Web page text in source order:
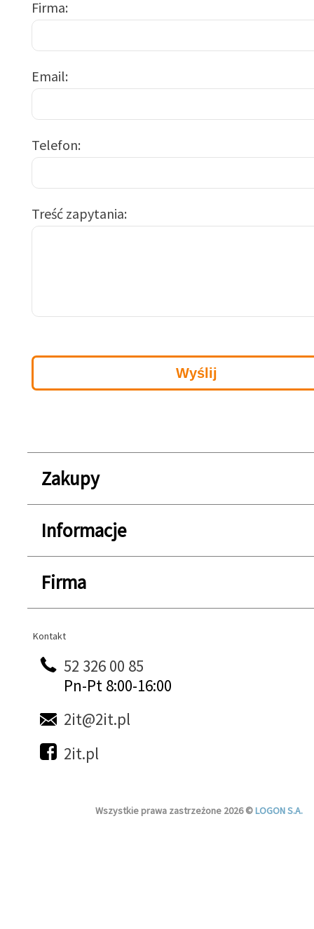
Firma
Email
Telefon
Treść zapytania
Zakupy
Informacje
Firma
Kontakt
Kontakt
52 326 00 85
Pn-Pt 8:00-16:00
2it@2it.pl
2it.pl
Wszystkie prawa zastrzeżone 2026 ©LOGON S.A.